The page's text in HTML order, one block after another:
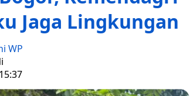
Jaga Lingkungan
WP